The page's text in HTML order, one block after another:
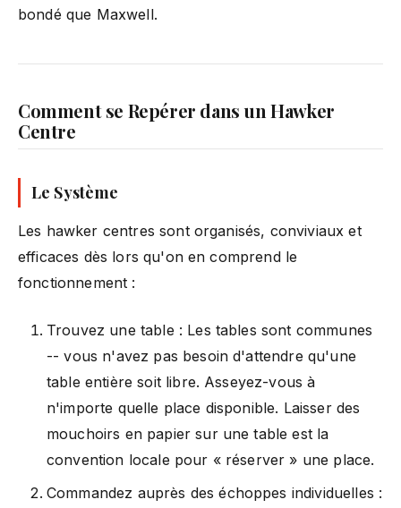
bondé que Maxwell.
Comment se Repérer dans un Hawker
Centre
Le Système
Les hawker centres sont organisés, conviviaux et
efficaces dès lors qu'on en comprend le
fonctionnement :
Trouvez une table : Les tables sont communes
-- vous n'avez pas besoin d'attendre qu'une
table entière soit libre. Asseyez-vous à
n'importe quelle place disponible. Laisser des
mouchoirs en papier sur une table est la
convention locale pour « réserver » une place.
Commandez auprès des échoppes individuelles :